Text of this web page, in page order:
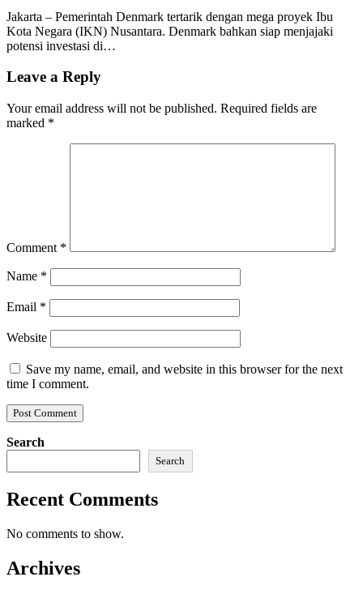
Jakarta – Pemerintah Denmark tertarik dengan mega proyek Ibu
Kota Negara (IKN) Nusantara. Denmark bahkan siap menjajaki
potensi investasi di…
Leave a Reply
Your email address will not be published. Required fields are
marked *
Comment *
Name *
Email *
Website
Save my name, email, and website in this browser for the next
time I comment.
Search
Search
Recent Comments
No comments to show.
Archives